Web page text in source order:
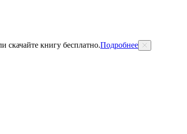
скачайте книгу бесплатно.Подробнее